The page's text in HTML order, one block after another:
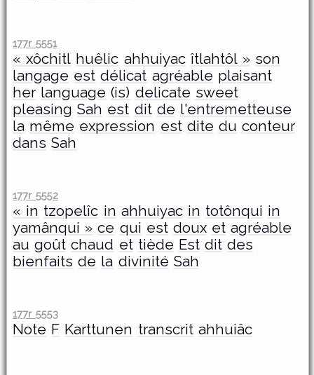
177r 5551
« xôchitl huêlic ahhuiyac îtlahtôl » son
langage est délicat agréable plaisant
her language (is) delicate sweet
pleasing Sah est dit de l'entremetteuse
la même expression est dite du conteur
dans Sah
177r 5552
« in tzopelîc in ahhuiyac in totônqui in
yamânqui » ce qui est doux et agréable
au goût chaud et tiède Est dit des
bienfaits de la divinité Sah
177r 5553
Note F Karttunen transcrit ahhuiâc